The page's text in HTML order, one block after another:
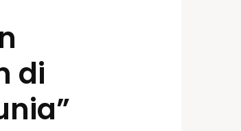
di